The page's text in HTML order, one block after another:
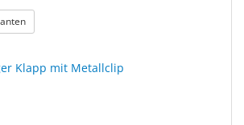
: Samos Vorhänger Steck für